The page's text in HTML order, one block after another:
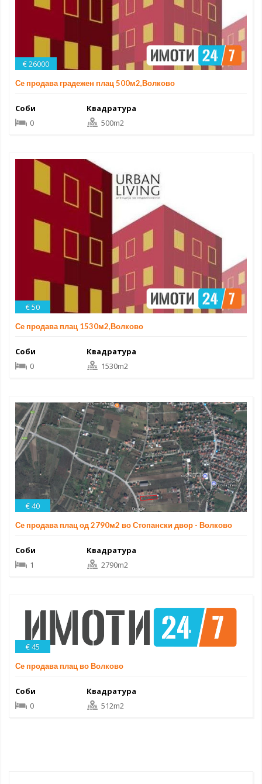
€ 26000
Се продава градежен плац 500м2,Волково
Соби
0
Квадратура
500m2
€ 50
Се продава плац 1530м2,Волково
Соби
0
Квадратура
1530m2
€ 40
Се продава плац од 2790м2 во Стопански двор - Волково
Соби
1
Квадратура
2790m2
€ 45
Се продава плац во Волково
Соби
0
Квадратура
512m2